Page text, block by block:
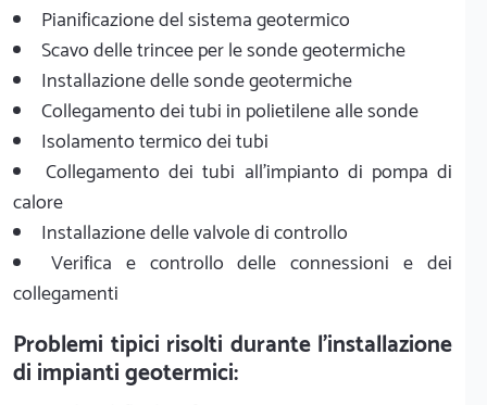
Pianificazione del sistema geotermico
Scavo delle trincee per le sonde geotermiche
Installazione delle sonde geotermiche
Collegamento dei tubi in polietilene alle sonde
Isolamento termico dei tubi
Collegamento dei tubi all'impianto di pompa di
calore
Installazione delle valvole di controllo
Verifica e controllo delle connessioni e dei
collegamenti
Problemi tipici risolti durante l'installazione
di impianti geotermici: